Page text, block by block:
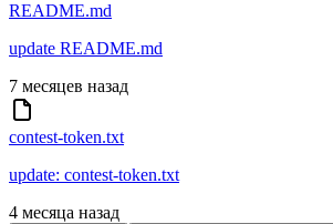
README.md
update README.md
7 месяцев назад
contest-token.txt
update: contest-token.txt
4 месяца назад